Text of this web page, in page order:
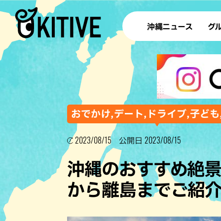
沖縄ニュース グ
ラ
テイ
すし
沖
ステー
その他
おでかけ,デート,ドライブ,子ど
2023/08/15 公開日 2023/08/15
沖縄のおすすめ絶
から離島までご紹